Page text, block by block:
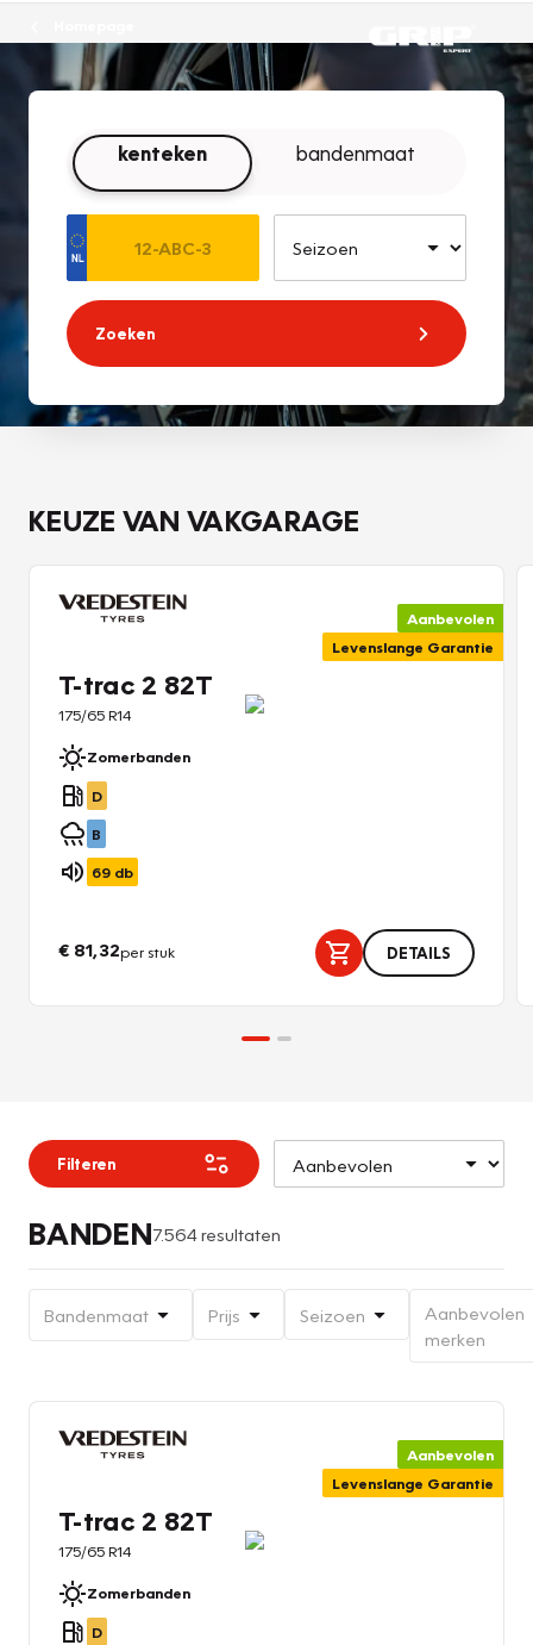
kenteken bandenmaat
Zoeken
KEUZE VAN VAKGARAGE
Aanbevolen
Levenslange Garantie
T-trac 2 82T
175/65 R14
Zomerbanden
D
B
69 db
€ 81,32per stuk DETAILS
Filteren
BANDEN7.564 resultaten
Bandenmaat Prijs Seizoen
Aanbevolen
merken
Aanbevolen
Levenslange Garantie
T-trac 2 82T
175/65 R14
Zomerbanden
D